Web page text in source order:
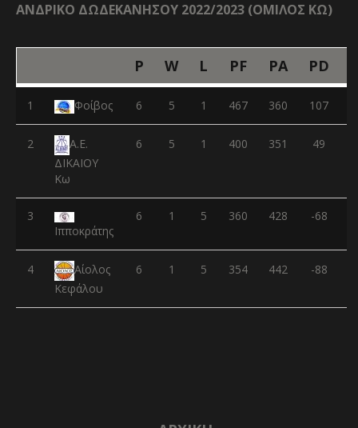
ΑΝΔΡΙΚΟ ΔΩΔΕΚΑΝΗΣΟΥ 2022/2023 (ΟΜΙΛΟΣ ΚΩ)
P W L PF PA PD
1 Φοίβος 6 5 1 467 360 107
2
Α.Ε.
ΔΙΚΑΙΟΥ
Κω
6 5 1 400 351 49
3
Ιπποκράτης
6 1 5 360 428 -68
4
Αίολος
Κεφάλου
6 1 5 354 442 -88